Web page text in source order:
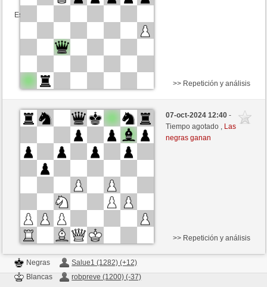
Esta partida es por puntos
Negras
Peter17 (1508) (+4)
Blancas
robpreve (1163) (-11)
Tiempo: 5 minutes/side + 2 seconds/move
Esta partida es por puntos
>> Repetición y análisis
07-oct-2024 12:40-
Tiempo agotado , Las
negras ganan
Negras
Salue1 (1282) (+12)
Blancas
robpreve (1200) (-37)
>> Repetición y análisis